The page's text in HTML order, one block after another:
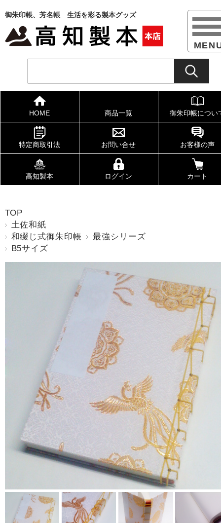
御朱印帳、芳名帳 生活を彩る製本グッズ
HOME 商品一覧 御朱印帳につい
特定商取引法 お問い合せ お客様の声
高知製本 ログイン カート
TOP
土佐和紙
和綴じ式御朱印帳
最強シリーズ
B5サイズ